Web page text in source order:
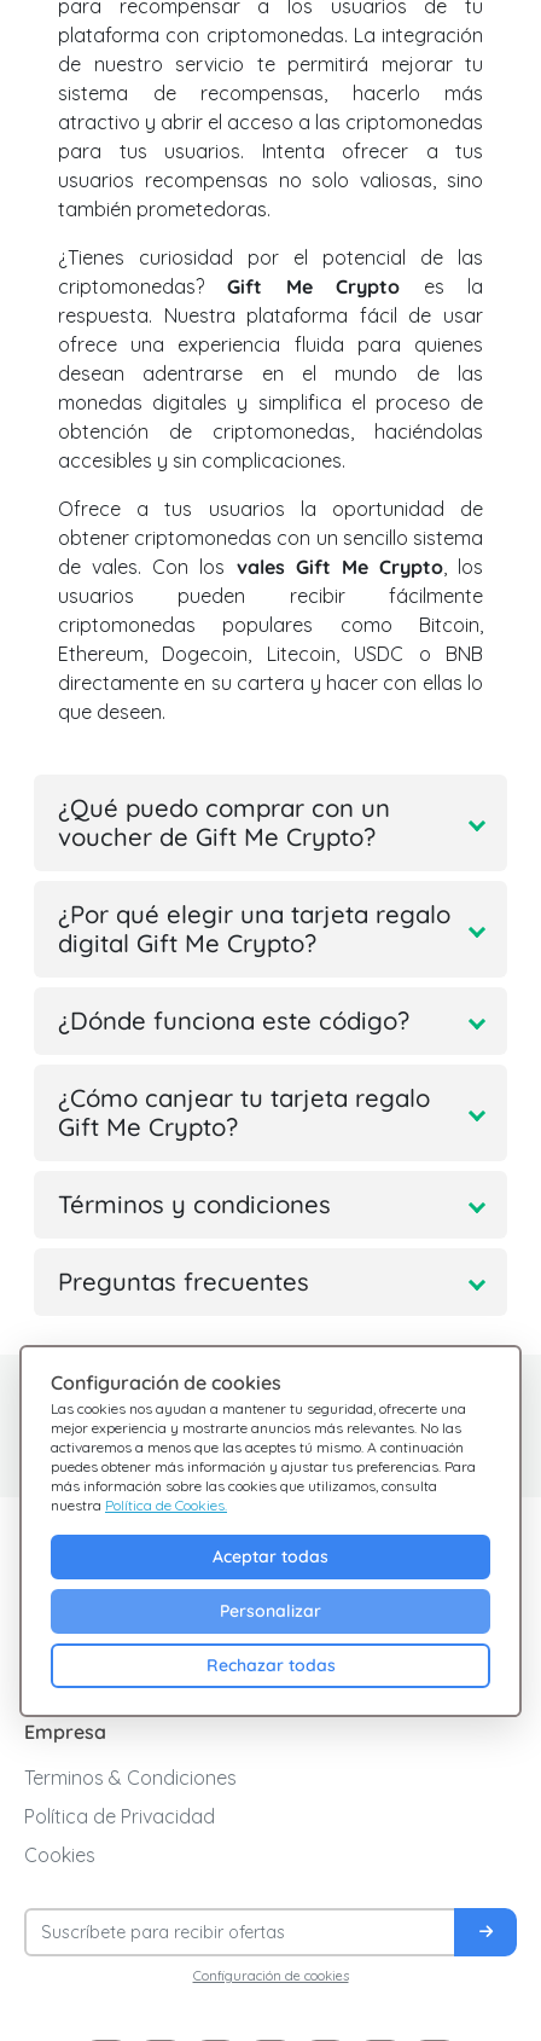
para recompensar a los usuarios de tu
plataforma con criptomonedas. La integración
de nuestro servicio te permitirá mejorar tu
sistema de recompensas, hacerlo más
atractivo y abrir el acceso a las criptomonedas
para tus usuarios. Intenta ofrecer a tus
usuarios recompensas no solo valiosas, sino
también prometedoras.
¿Tienes curiosidad por el potencial de las
criptomonedas?Gift Me Crypto es la
respuesta. Nuestra plataforma fácil de usar
ofrece una experiencia fluida para quienes
desean adentrarse en el mundo de las
monedas digitales y simplifica el proceso de
obtención de criptomonedas, haciéndolas
accesibles y sin complicaciones.
Ofrece a tus usuarios la oportunidad de
obtener criptomonedas con un sencillo sistema
de vales. Con los vales Gift Me Crypto, los
usuarios pueden recibir fácilmente
criptomonedas populares como Bitcoin,
Ethereum, Dogecoin, Litecoin, USDC o BNB
directamente en su cartera y hacer con ellas lo
que deseen.
¿Qué puedo comprar con un
voucher de Gift Me Crypto?
¿Por qué elegir una tarjeta regalo
digital Gift Me Crypto?
¿Dónde funciona este código?
¿Cómo canjear tu tarjeta regalo
Gift Me Crypto?
Términos y condiciones
Preguntas frecuentes
Configuración de cookies
Las cookies nos ayudan a mantener tu seguridad, ofrecerte una
mejor experiencia y mostrarte anuncios más relevantes. No las
activaremos a menos que las aceptes tú mismo. A continuación
puedes obtener más información y ajustar tus preferencias. Para
más información sobre las cookies que utilizamos, consulta
nuestra Política de Cookies.
Aceptar todas
Personalizar
Rechazar todas
¿Tienes dudas?
Estamos aquí para
ayudarte
Consulta nuestras
preguntas frecuentes
Descubre Giftsy
Ofertas
Cashback
Empresa
Terminos & Condiciones
Política de Privacidad
Cookies
Configuración de cookies